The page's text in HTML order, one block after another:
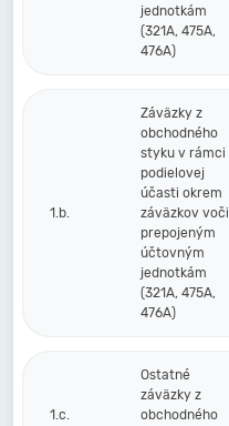
jednotkám
(321A, 475A,
476A)
1.b.
Záväzky z
obchodného
styku v rámci
podielovej
účasti okrem
záväzkov voči
prepojeným
účtovným
jednotkám
(321A, 475A,
476A)
1.c.
Ostatné
záväzky z
obchodného